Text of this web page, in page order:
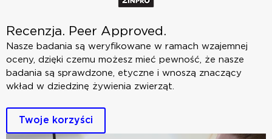
Recenzja. Peer Approved.
Nasze badania są weryfikowane w ramach wzajemnej
oceny, dzięki czemu możesz mieć pewność, że nasze
badania są sprawdzone, etyczne i wnoszą znaczący
wkład w dziedzinę żywienia zwierząt.
Twoje korzyści